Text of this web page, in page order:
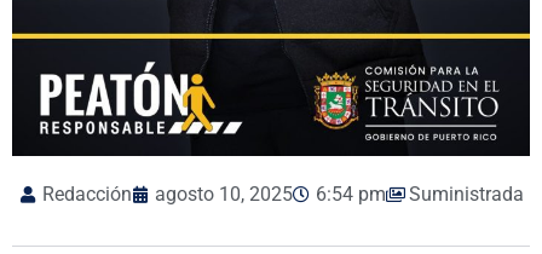
Redacción agosto 10, 2025 6:54 pm Suministrada